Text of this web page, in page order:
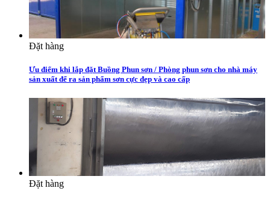
Đặt hàng
Ưu điểm khi lắp đặt Buồng Phun sơn / Phòng phun sơn cho nhà máy
sản xuất để ra sản phẩm sơn cực đẹp và cao cấp
Đặt hàng